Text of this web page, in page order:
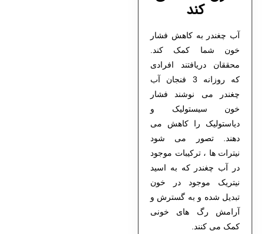
کند
آب چغندر به کاهش فشار
خون شما کمک کند.
محققان دریافتند افرادی
که روزانه 3 فنجان آب
چغندر می نوشند فشار
خون سیستولیک و
دیاستولیک را کاهش می
دهند. تصور می شود
نیترات ها ، ترکیبات موجود
در آب چغندر که به اسید
نیتریک موجود در خون
تبدیل شده و به گسترش و
آرامش رگ های خونی
کمک می کنند.